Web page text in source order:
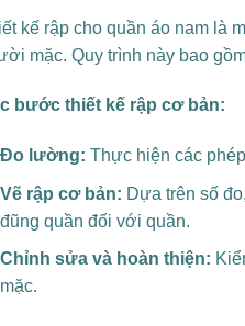
kế rập cho quần áo nam là
mặc. Quy trình này bao
bước thiết kế rập cơ bản:
Đo lường: Thực hiện các
Vẽ rập cơ bản: Dựa trên số
đũng quần đối với quần.
Chỉnh sửa và hoàn thiện:
mặc.